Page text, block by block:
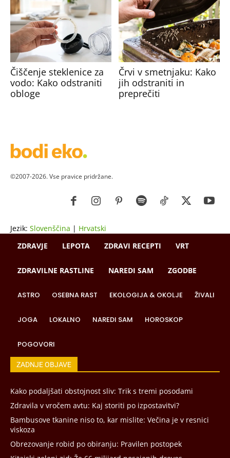
Čiščenje steklenice za
vodo: Kako odstraniti
obloge
Črvi v smetnjaku: Kako
jih odstraniti in
preprečiti
©2007-2026. Vse pravice pridržane.
Jezik: Slovenščina | Hrvatski
ZDRAVJE
LEPOTA ZDRAVI RECEPTI VRT
ZDRAVILNE RASTLINE NAREDI SAM ZGODBE
ASTRO OSEBNA RAST EKOLOGIJA & OKOLJE ŽIVALI
JOGA LOKALNO NAREDI SAM HOROSKOP
POGOVORI
ZADNJE OBJAVE
Kako podaljšati obstojnost sliv: Trik s tremi posodami
Zdravila v vročem avtu: Kaj storiti po izpostavitvi?
Bambusove tkanine niso to, kar mislite: Večina je v resnici
viskoza
Obrezovanje robid po obiranju: Pravilen postopek